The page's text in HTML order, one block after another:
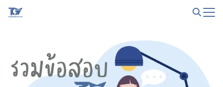
Skip